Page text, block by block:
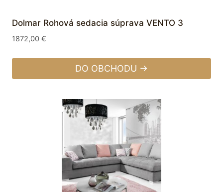
Dolmar Rohová sedacia súprava VENTO 3
1872,00 €
DO OBCHODU →